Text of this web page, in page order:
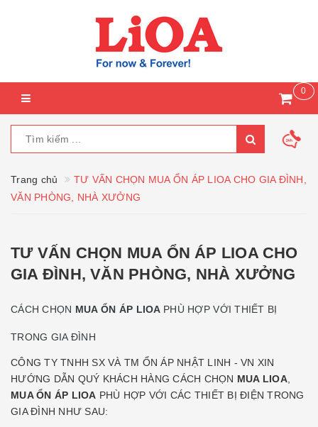
0
Trang chủ
TƯ VẤN CHỌN MUA ỔN ÁP LIOA CHO GIA ĐÌNH,
VĂN PHÒNG, NHÀ XƯỞNG
TƯ VẤN CHỌN MUA ỔN ÁP LIOA CHO
GIA ĐÌNH, VĂN PHÒNG, NHÀ XƯỞNG
CÁCH CHỌN MUA ỔN ÁP LIOA PHÙ HỢP VỚI THIẾT BỊ
TRONG GIA ĐÌNH
CÔNG TY TNHH SX VÀ TM ỔN ÁP NHẬT LINH - VN XIN
HƯỚNG DẪN QUÝ KHÁCH HÀNG CÁCH CHỌN MUA LIOA,
MUA ỔN ÁP LIOA PHÙ HỢP VỚI CÁC THIẾT BỊ ĐIỆN TRONG
GIA ĐÌNH NHƯ SAU: